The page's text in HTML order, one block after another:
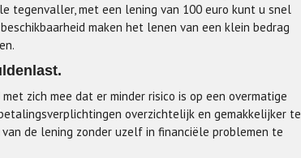
tegenvaller, met een lening van 100 euro kunt u snel
maken het lenen van een klein bedrag
zich mee dat er minder risico is op een overmatige
overzichtelijk en gemakkelijker te
de lening zonder uzelf in financiële problemen te